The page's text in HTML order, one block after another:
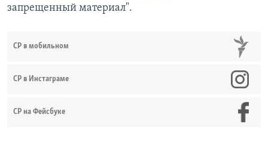
запрещенный материал".
СР в мобильном
СР в Инстаграме
СР на Фейсбуке